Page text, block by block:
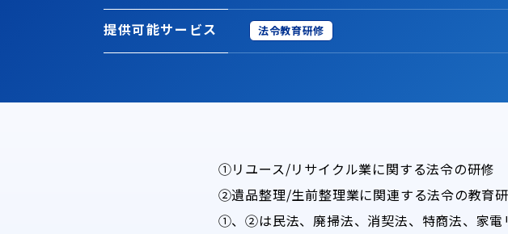
提供可能サービス 法令教育研修
①リユース/リサイクル業に関する法令の研修
②遺品整理/生前整理業に関連する法令の教育
①、②は民法、廃掃法、消契法、特商法、家電